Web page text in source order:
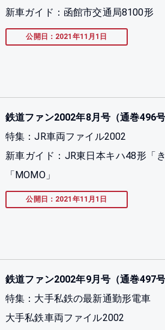
新車ガイド：函館市交通局8100形
公開日：2021年11月1日
鉄道ファン2002年8月号（通巻496号
特集：JR車両ファイル2002
新車ガイド：JR東日本キハ48形「
「MOMO」
公開日：2021年11月1日
鉄道ファン2002年9月号（通巻497号
特集：大手私鉄の最新通勤形電車
大手私鉄車両ファイル2002